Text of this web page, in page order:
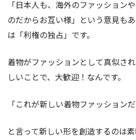
「日本人も、海外のファッション
のだからお互い様」という意見も
は「利権の独占」です。
着物がファッションとして真似さ
しいことで、大歓迎！なんです。
「これが新しい着物ファッションだ
と言って新しい形を創造するのは素